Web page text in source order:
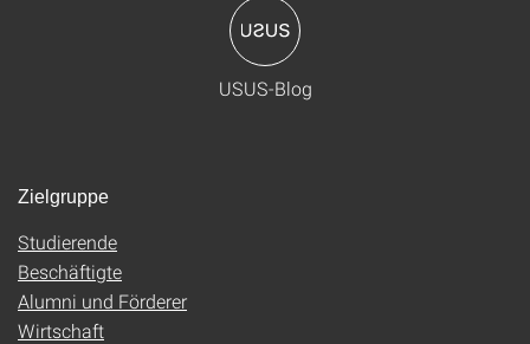
USUS-Blog
Zielgruppe
Studierende
Beschäftigte
Alumni und Förderer
Wirtschaft